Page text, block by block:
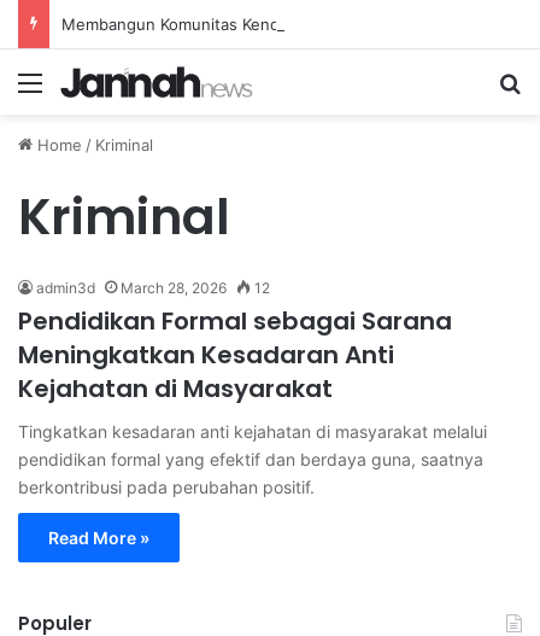
Menu
Home / Kriminal
Kriminal
admin3d March 28, 2026 12
Pendidikan Formal sebagai Sarana
Meningkatkan Kesadaran Anti
Kejahatan di Masyarakat
Tingkatkan kesadaran anti kejahatan di masyarakat melalui
pendidikan formal yang efektif dan berdaya guna, saatnya
berkontribusi pada perubahan positif.
Read More »
Populer